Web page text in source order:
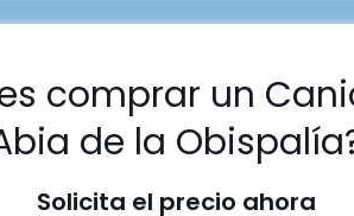
comprar un
de la
Solicita el precio ahora